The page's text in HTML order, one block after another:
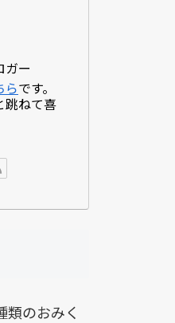
ガー
らです。
跳ねて喜
類のおみく